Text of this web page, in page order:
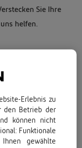
Sie Ihre
helfen.
Erlebnis zu
den Betrieb der
können nicht
Funktionale
gewählte